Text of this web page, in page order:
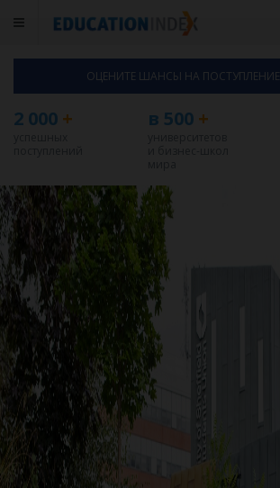
ОЦЕНИТЕ ШАНСЫ НА ПОСТУПЛЕНИЕ
2 000 + в 500 +